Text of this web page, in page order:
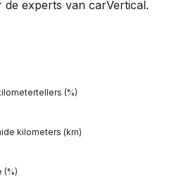
experts van carVertical.
(%)
kilometers (km)
(%)